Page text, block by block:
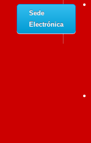
Sede
Electrónica